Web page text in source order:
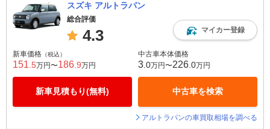
スズキ アルトラパン
総合評価
4.3 マイカー登録
新車価格 （税込）
151 .5万円〜186 .9万円
新車見積もり(無料)
中古車本体価格
3 .0万円〜226 .0万円
中古車を検索
アルトラパンの車買取相場を調べる